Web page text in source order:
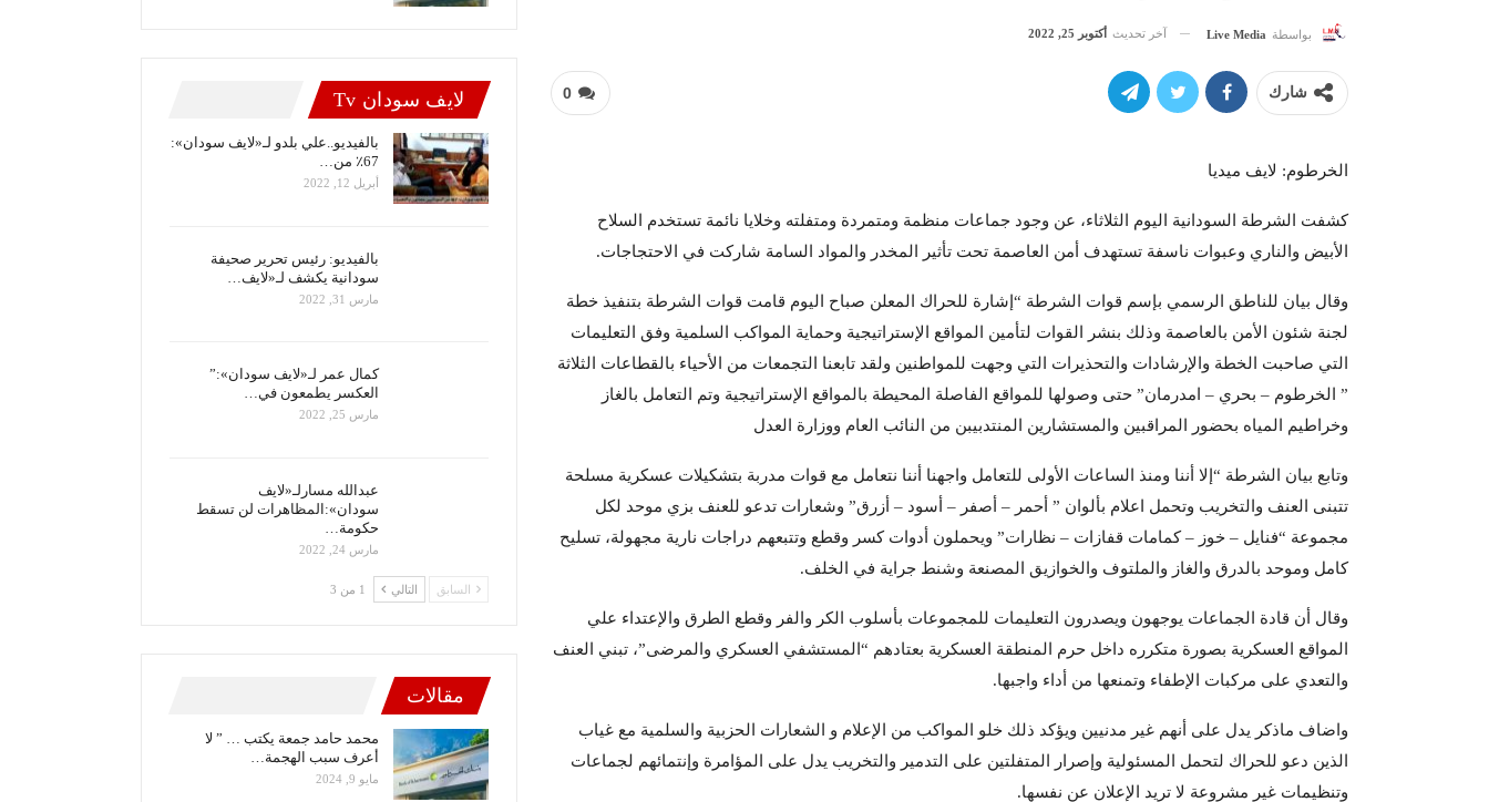
بواسطة Live Media آخر تحديث أكتوبر 25, 2022
0 شارك
الخرطوم: لايف ميديا
كشفت الشرطة السودانية اليوم الثلاثاء، عن وجود جماعات منظمة ومتمردة ومتفلته وخلايا نائمة تستخدم السلاح
الأبيض والناري وعبوات ناسفة تستهدف أمن العاصمة تحت تأثير المخدر والمواد السامة شاركت في الاحتجاجات.
وقال بيان للناطق الرسمي بإسم قوات الشرطة “إشارة للحراك المعلن صباح اليوم قامت قوات الشرطة بتنفيذ خطة
لجنة شئون الأمن بالعاصمة وذلك بنشر القوات لتأمين المواقع الإستراتيجية وحماية المواكب السلمية وفق التعليمات
التي صاحبت الخطة والإرشادات والتحذيرات التي وجهت للمواطنين ولقد تابعنا التجمعات من الأحياء بالقطاعات الثلاثة
” الخرطوم – بحري – امدرمان” حتى وصولها للمواقع الفاصلة المحيطة بالمواقع الإستراتيجية وتم التعامل بالغاز
وخراطيم المياه بحضور المراقبين والمستشارين المنتدبيبن من النائب العام ووزارة العدل
وتابع بيان الشرطة “إلا أننا ومنذ الساعات الأولى للتعامل واجهنا أننا نتعامل مع قوات مدربة بتشكيلات عسكرية مسلحة
تتبنى العنف والتخريب وتحمل اعلام بألوان ” أحمر – أصفر – أسود – أزرق” وشعارات تدعو للعنف بزي موحد لكل
مجموعة “فنايل – خوز – كمامات قفازات – نظارات” ويحملون أدوات كسر وقطع وتتبعهم دراجات نارية مجهولة، تسليح
كامل وموحد بالدرق والغاز والملتوف والخوازيق المصنعة وشنط جراية في الخلف.
وقال أن قادة الجماعات يوجهون ويصدرون التعليمات للمجموعات بأسلوب الكر والفر وقطع الطرق والإعتداء علي
المواقع العسكرية بصورة متكرره داخل حرم المنطقة العسكرية بعتادهم “المستشفي العسكري والمرضى”، تبني العنف
والتعدي على مركبات الإطفاء وتمنعها من أداء واجبها.
واضاف ماذكر يدل على أنهم غير مدنيين ويؤكد ذلك خلو المواكب من الإعلام و الشعارات الحزبية والسلمية مع غياب
الذين دعو للحراك لتحمل المسئولية وإصرار المتفلتين على التدمير والتخريب يدل على المؤامرة وإنتمائهم لجماعات
وتنظيمات غير مشروعة لا تريد الإعلان عن نفسها.
لايف سودان Tv
بالفيديو..علي بلدو لـ«لايف سودان»:
67٪ من…
أبريل 12, 2022
بالفيديو: رئيس تحرير صحيفة
سودانية يكشف لـ«لايف…
مارس 31, 2022
كمال عمر لـ«لايف سودان»:”
العكسر يطمعون في…
مارس 25, 2022
عبدالله مسارلـ«لايف
سودان»:المظاهرات لن تسقط
حكومة…
مارس 24, 2022
السابق التالي 1 من 3
مقالات
محمد حامد جمعة يكتب … ” لا
أعرف سبب الهجمة…
مايو 9, 2024